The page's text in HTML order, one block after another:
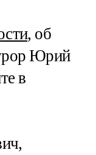
, об
Юрий
в